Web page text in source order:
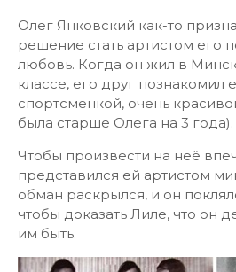
Олег Янковский как-то
решение стать артистом его
любовь. Когда он жил в
классе, его друг познакомил
спортсменкой, очень
была старше Олега на 3 года).
Чтобы произвести на неё
представился ей артистом
обман раскрылся, и он
чтобы доказать Лиле, что он
им быть.